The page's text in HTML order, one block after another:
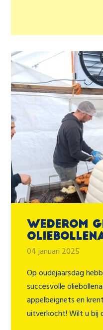
Wederom
04 januari 2025
Op oudejaarsdag
succesvolle
appelbeignets en
uitverkocht! Wilt u bij